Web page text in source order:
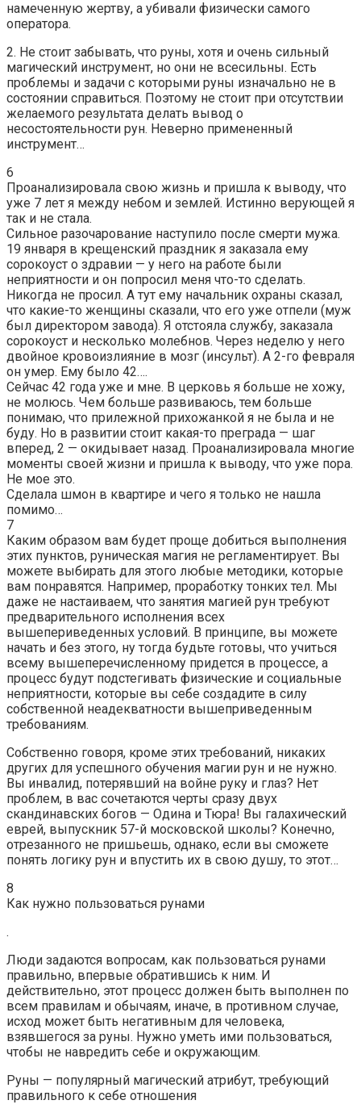
намеченную жертву, а убивали физически самого
оператора.
2. Не стоит забывать, что руны, хотя и очень сильный
магический инструмент, но они не всесильны. Есть
проблемы и задачи с которыми руны изначально не в
состоянии справиться. Поэтому не стоит при отсутствии
желаемого результата делать вывод о
несостоятельности рун. Неверно примененный
инструмент…
6
Проанализировала свою жизнь и пришла к выводу, что
уже 7 лет я между небом и землей. Истинно верующей я
так и не стала.
Сильное разочарование наступило после смерти мужа.
19 января в крещенский праздник я заказала ему
сорокоуст о здравии — у него на работе были
неприятности и он попросил меня что-то сделать.
Никогда не просил. А тут ему начальник охраны сказал,
что какие-то женщины сказали, что его уже отпели (муж
был директором завода). Я отстояла службу, заказала
сорокоуст и несколько молебнов. Через неделю у него
двойное кровоизлияние в мозг (инсульт). А 2-го февраля
он умер. Ему было 42….
Сейчас 42 года уже и мне. В церковь я больше не хожу,
не молюсь. Чем больше развиваюсь, тем больше
понимаю, что прилежной прихожанкой я не была и не
буду. Но в развитии стоит какая-то преграда — шаг
вперед, 2 — окидывает назад. Проанализировала многие
моменты своей жизни и пришла к выводу, что уже пора.
Не мое это.
Сделала шмон в квартире и чего я только не нашла
помимо…
7
Каким образом вам будет проще добиться выполнения
этих пунктов, руническая магия не регламентирует. Вы
можете выбирать для этого любые методики, которые
вам понравятся. Например, проработку тонких тел. Мы
даже не настаиваем, что занятия магией рун требуют
предварительного исполнения всех
вышепериведенных условий. В принципе, вы можете
начать и без этого, ну тогда будьте готовы, что учиться
всему вышеперечисленному придется в процессе, а
процесс будут подстегивать физические и социальные
неприятности, которые вы себе создадите в силу
собственной неадекватности вышеприведенным
требованиям.
Собственно говоря, кроме этих требований, никаких
других для успешного обучения магии рун и не нужно.
Вы инвалид, потерявший на войне руку и глаз? Нет
проблем, в вас сочетаются черты сразу двух
скандинавских богов — Одина и Тюра! Вы галахический
еврей, выпускник 57-й московской школы? Конечно,
отрезанного не пришьешь, однако, если вы сможете
понять логику рун и впустить их в свою душу, то этот…
8
Как нужно пользоваться рунами
.
Люди задаются вопросам, как пользоваться рунами
правильно, впервые обратившись к ним. И
действительно, этот процесс должен быть выполнен по
всем правилам и обычаям, иначе, в противном случае,
исход может быть негативным для человека,
взявшегося за руны. Нужно уметь ими пользоваться,
чтобы не навредить себе и окружающим.
Руны — популярный магический атрибут, требующий
правильного к себе отношения